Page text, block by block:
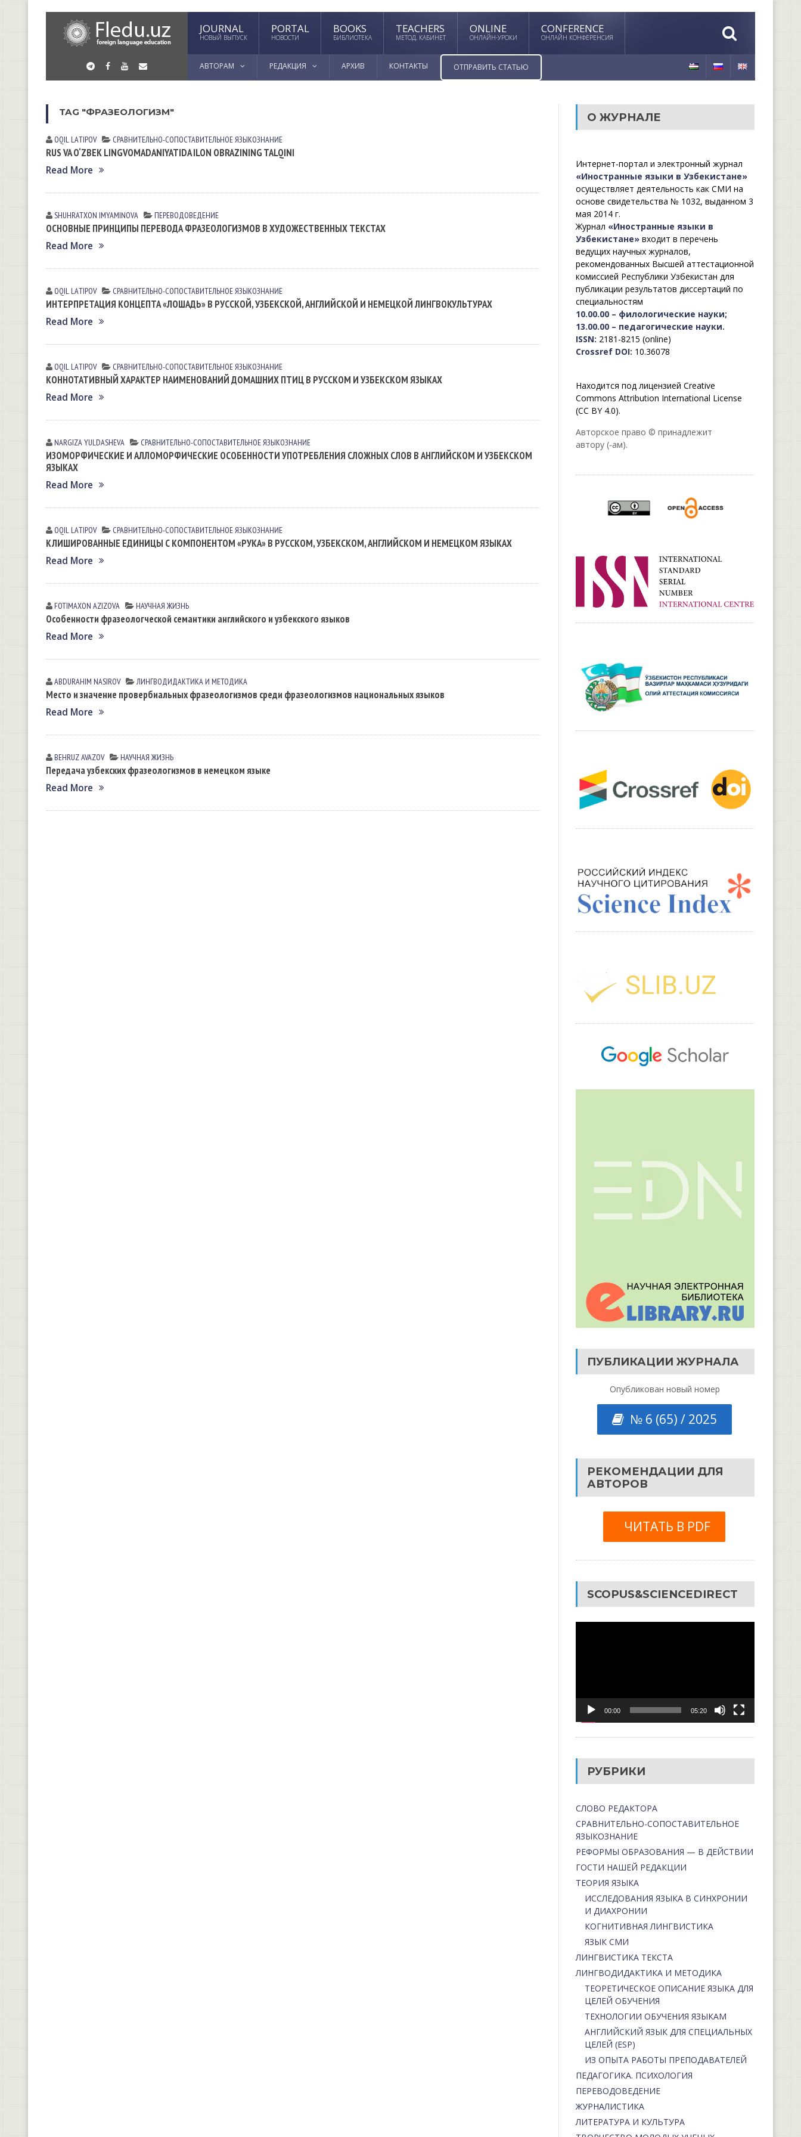
JOURNAL
НОВЫЙ ВЫПУСК
PORTAL
НОВОСТИ
BOOKS
БИБЛИОТЕКА
TEACHERS
МЕТОД. КАБИНЕТ
ONLINE
ОНЛАЙН-УРОКИ
CONFERENCE
ОНЛАЙН КОНФЕРЕНСИЯ
АВТОРАМ РЕДАКЦИЯ АРХИВ КОНТАКТЫ ОТПРАВИТЬ СТАТЬЮ
TAG "ФРАЗЕОЛОГИЗМ"
OQIL LАTIPOV СРАВНИТЕЛЬНО-СОПОСТАВИТЕЛЬНОЕ ЯЗЫКОЗНАНИЕ
RUS VA O‘ZBEK LINGVOMADANIYATIDA ILON OBRAZINING TALQINI
Read More
SHUHRATXON IMYAMINOVА ПЕРЕВОДОВЕДЕНИЕ
ОСНОВНЫЕ ПРИНЦИПЫ ПЕРЕВОДА ФРАЗЕОЛОГИЗМОВ В ХУДОЖЕСТВЕННЫХ ТЕКСТАХ
Read More
OQIL LАTIPOV СРАВНИТЕЛЬНО-СОПОСТАВИТЕЛЬНОЕ ЯЗЫКОЗНАНИЕ
ИНТЕРПРЕТАЦИЯ КОНЦЕПТА «ЛОШАДЬ» В РУССКОЙ, УЗБЕКСКОЙ, АНГЛИЙСКОЙ И НЕМЕЦКОЙ ЛИНГВОКУЛЬТУРАХ
Read More
OQIL LАTIPOV СРАВНИТЕЛЬНО-СОПОСТАВИТЕЛЬНОЕ ЯЗЫКОЗНАНИЕ
КОННОТАТИВНЫЙ ХАРАКТЕР НАИМЕНОВАНИЙ ДОМАШНИХ ПТИЦ В РУССКОМ И УЗБЕКСКОМ ЯЗЫКАХ
Read More
NARGIZA YULDАSHEVА СРАВНИТЕЛЬНО-СОПОСТАВИТЕЛЬНОЕ ЯЗЫКОЗНАНИЕ
ИЗОМОРФИЧЕСКИЕ И АЛЛОМОРФИЧЕСКИЕ ОСОБЕННОСТИ УПОТРЕБЛЕНИЯ СЛОЖНЫХ СЛОВ В АНГЛИЙСКОМ И УЗБЕКСКОМ
ЯЗЫКАХ
Read More
OQIL LАTIPOV СРАВНИТЕЛЬНО-СОПОСТАВИТЕЛЬНОЕ ЯЗЫКОЗНАНИЕ
КЛИШИРОВАННЫЕ ЕДИНИЦЫ С КОМПОНЕНТОМ «РУКА» В РУССКОМ, УЗБЕКСКОМ, АНГЛИЙСКОМ И НЕМЕЦКОМ ЯЗЫКАХ
Read More
FOTIMAXON АZIZOVА НАУЧНАЯ ЖИЗНЬ
Особенности фразеологческой семантики английского и узбекского языков
Read More
ABDURAHIM NASIROV ЛИНГВОДИДАКТИКА И МЕТОДИКА
Место и значение провербиальных фразеологизмов среди фразеологизмов национальных языков
Read More
BEHRUZ AVAZOV НАУЧНАЯ ЖИЗНЬ
Передача узбекских фразеологизмов в немецком языке
Read More
О ЖУРНАЛЕ
Интернет-портал и электронный журнал
«Иностранные языки в Узбекистане»
осуществляет деятельность как СМИ на
основе свидетельства № 1032, выданном 3
мая 2014 г.
Журнал «Иностранные языки в
Узбекистане»входит в перечень
ведущих научных журналов,
рекомендованных Высшей аттестационной
комиссией Республики Узбекистан для
публикации результатов диссертаций по
специальностям
10.00.00 – филологические науки;
13.00.00 – педагогические науки.
ISSN: 2181-8215 (online)
Crossref DOI: 10.36078
Находится под лицензией Creative
Commons Attribution International License
(CC BY 4.0).
Авторское право © принадлежит
автору (-ам).
ПУБЛИКАЦИИ ЖУРНАЛА
Опубликован новый номер
№ 6 (65) / 2025
РЕКОМЕНДАЦИИ ДЛЯ
АВТОРОВ
ЧИТАТЬ В PDF
SCOPUS&SCIENCEDIRECT
00:00 05:20
РУБРИКИ
СЛОВО РЕДАКТОРА
СРАВНИТЕЛЬНО-СОПОСТАВИТЕЛЬНОЕ
ЯЗЫКОЗНАНИЕ
РЕФОРМЫ ОБРАЗОВАНИЯ — В ДЕЙСТВИИ
ГОСТИ НАШЕЙ РЕДАКЦИИ
ТЕОРИЯ ЯЗЫКА
ИССЛЕДОВАНИЯ ЯЗЫКА В СИНХРОНИИ
И ДИАХРОНИИ
КОГНИТИВНАЯ ЛИНГВИСТИКА
ЯЗЫК СМИ
ЛИНГВИСТИКА ТЕКСТА
ЛИНГВОДИДАКТИКА И МЕТОДИКА
ТЕОРЕТИЧЕСКОЕ ОПИСАНИЕ ЯЗЫКА ДЛЯ
ЦЕЛЕЙ ОБУЧЕНИЯ
ТЕХНОЛОГИИ ОБУЧЕНИЯ ЯЗЫКАМ
АНГЛИЙСКИЙ ЯЗЫК ДЛЯ СПЕЦИАЛЬНЫХ
ЦЕЛЕЙ (ESP)
ИЗ ОПЫТА РАБОТЫ ПРЕПОДАВАТЕЛЕЙ
ПЕДАГОГИКА. ПСИХОЛОГИЯ
ПЕРЕВОДОВЕДЕНИЕ
ЖУРНАЛИСТИКА
ЛИТЕРАТУРА И КУЛЬТУРА